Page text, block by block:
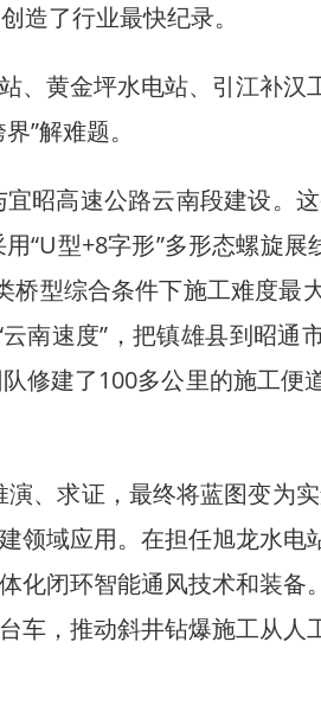
造了行业最快纪录。
黄金坪水电站、引江补汉
”解难题。
高速公路云南段建设。这
“U型+8字形”多形态螺旋
桥型综合条件下施工难度
南速度”，把镇雄县到昭通
修建了100多公里的施工便
求证，最终将蓝图变为
领域应用。在担任旭龙水
化闭环智能通风技术和装备
车，推动斜井钻爆施工从